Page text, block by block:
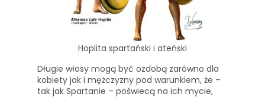
Hoplita spartański i ateński
Długie włosy mogą być ozdobą zarówno dla
kobiety jak i mężczyzny pod warunkiem, że –
tak jak Spartanie – poświecą na ich mycie,